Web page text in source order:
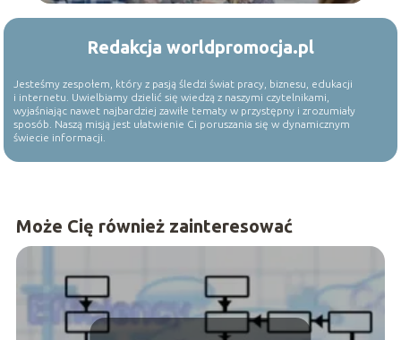
Redakcja worldpromocja.pl
Jesteśmy zespołem, który z pasją śledzi świat pracy, biznesu, edukacji
i internetu. Uwielbiamy dzielić się wiedzą z naszymi czytelnikami,
wyjaśniając nawet najbardziej zawiłe tematy w przystępny i zrozumiały
sposób. Naszą misją jest ułatwienie Ci poruszania się w dynamicznym
świecie informacji.
Może Cię również zainteresować